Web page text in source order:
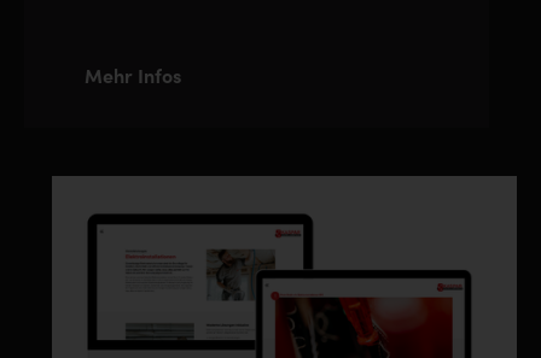
Mehr Infos